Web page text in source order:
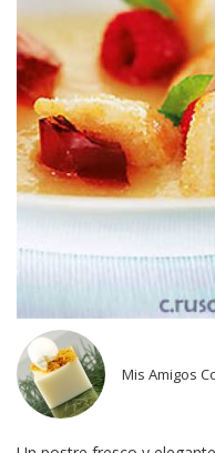
Mis Amigos